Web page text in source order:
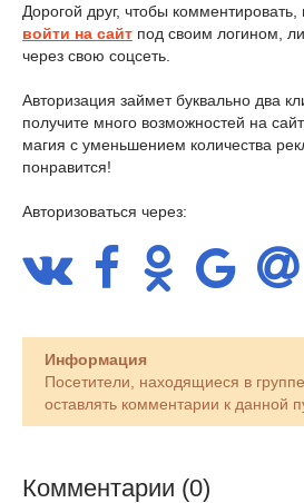
Дорогой друг, чтобы
войти на сайт под своим логином,
через свою соцсеть.
Авторизация займет буквально два
получите много возможностей на
магия с уменьшением количества
понравится!
Авторизоваться через:
Информация
Посетители, находящиеся в группе
оставлять комментарии к данной
Комментарии (0)